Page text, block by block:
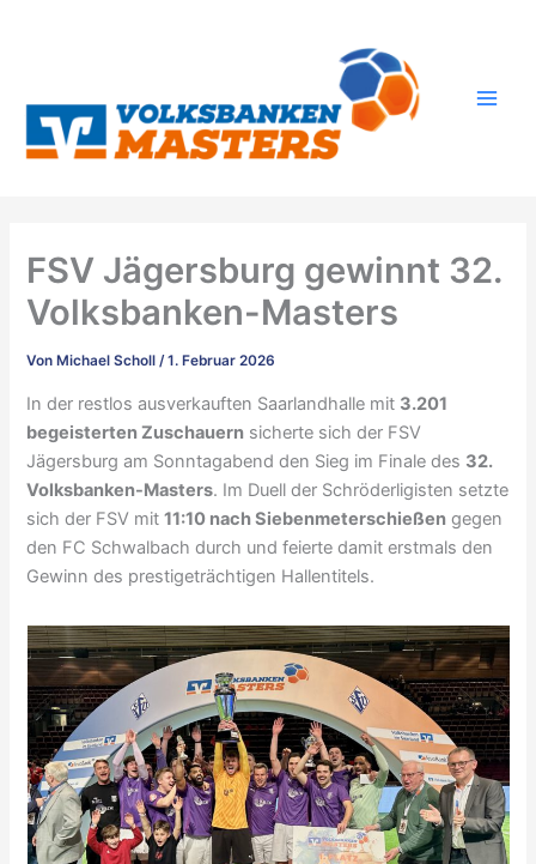
FSV Jägersburg gewinnt 32.
Volksbanken-Masters
Von Michael Scholl/1. Februar 2026
In der restlos ausverkauften Saarlandhalle mit 3.201
begeisterten Zuschauern sicherte sich der FSV
Jägersburg am Sonntagabend den Sieg im Finale des 32.
Volksbanken-Masters. Im Duell der Schröderligisten setzte
sich der FSV mit11:10 nach Siebenmeterschießen gegen
den FC Schwalbach durch und feierte damit erstmals den
Gewinn des prestigeträchtigen Hallentitels.